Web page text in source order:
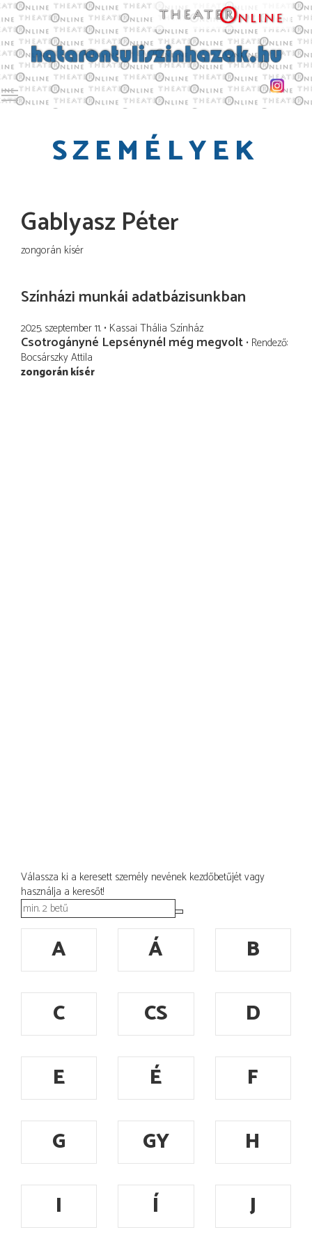
Toggle main menu visibility
SZEMÉLYEK
Gablyasz Péter
zongorán kísér
Színházi munkái adatbázisunkban
2025. szeptember 11. Kassai Thália Színház
Csotrogányné Lepsénynél még megvolt Rendező
Bocsárszky Attila
zongorán kísér
Válassza ki a keresett személy nevének kezdőbetűjét vagy
használja a keresőt!
A Á
B
C
CS
D
E
É
F
G
GY
H
I
Í J